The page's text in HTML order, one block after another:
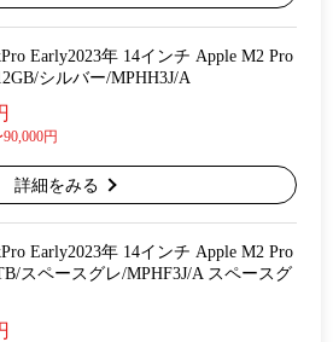
Early2023年 14インチ Apple M2 Pro
シルバー/MPHH3J/A
円
詳細をみる
Early2023年 14インチ Apple M2 Pro
スペースグレ/MPHF3J/A スペースグ